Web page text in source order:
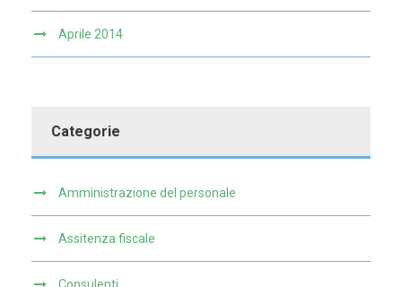
Aprile 2014
Categorie
Amministrazione del personale
Assitenza fiscale